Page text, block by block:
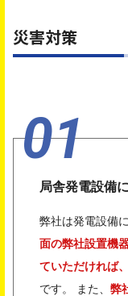
災害対策
局舎発電設備
弊社は発電設備
面の弊社設置機
ていただければ
です。 また、 弊